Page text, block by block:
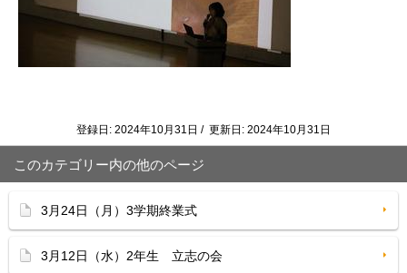
登録日: 2024年10月31日 / 更新日: 2024年10月31日
このカテゴリー内の他のページ
3月24日（月）3学期終業式
3月12日（水）2年生 立志の会